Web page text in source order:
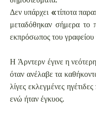
Δεν υπάρχει «τίποτα
μεταδόθηκαν σήμερα
εκπρόσωπος του
Η Άρντερν έγινε η
όταν ανέλαβε τα
λίγες εκλεγμένες
ενώ ήταν έγκυος.